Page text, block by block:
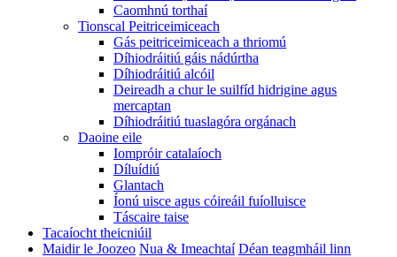
Caomhnú torthaí
Tionscal Peitriceimiceach
Gás peitriceimiceach a thriomú
Díhiodráitiú gáis nádúrtha
Díhiodráitiú alcóil
Deireadh a chur le suilfíd hidrigine agus
mercaptan
Díhiodráitiú tuaslagóra orgánach
Daoine eile
Iompróir catalaíoch
Díluídiú
Glantach
Íonú uisce agus cóireáil fuíolluisce
Táscaire taise
Tacaíocht theicniúil
Maidir le Joozeo Nua & Imeachtaí Déan teagmháil linn